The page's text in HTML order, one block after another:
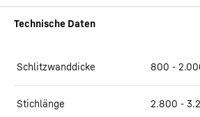
Schlitzwanddicke 800 -
Stichlänge 2.800 -